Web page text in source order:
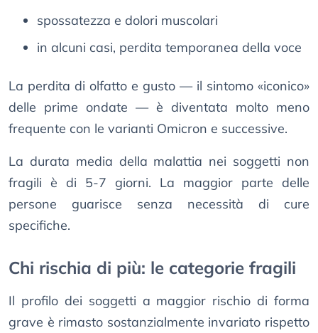
spossatezza e dolori muscolari
in alcuni casi, perdita temporanea della voce
La perdita di olfatto e gusto — il sintomo «iconico»
delle prime ondate — è diventata molto meno
frequente con le varianti Omicron e successive.
La durata media della malattia nei soggetti non
fragili è di 5-7 giorni. La maggior parte delle
persone guarisce senza necessità di cure
specifiche.
Chi rischia di più: le categorie fragili
Il profilo dei soggetti a maggior rischio di forma
grave è rimasto sostanzialmente invariato rispetto